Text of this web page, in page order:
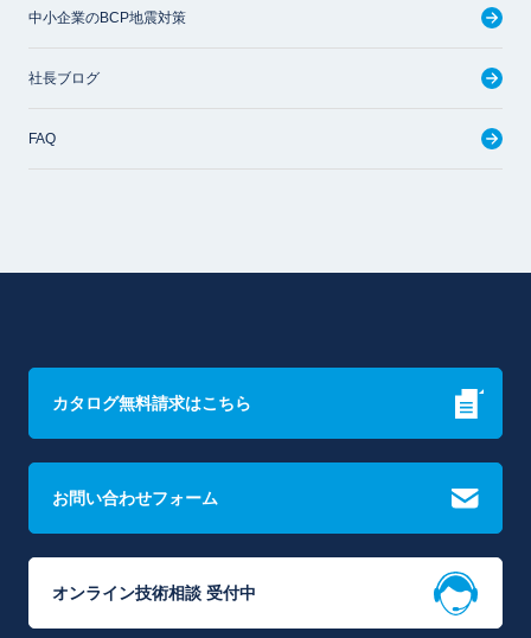
中小企業のBCP地震対策
社長ブログ
FAQ
カタログ無料請求はこちら
お問い合わせフォーム
オンライン技術相談 受付中